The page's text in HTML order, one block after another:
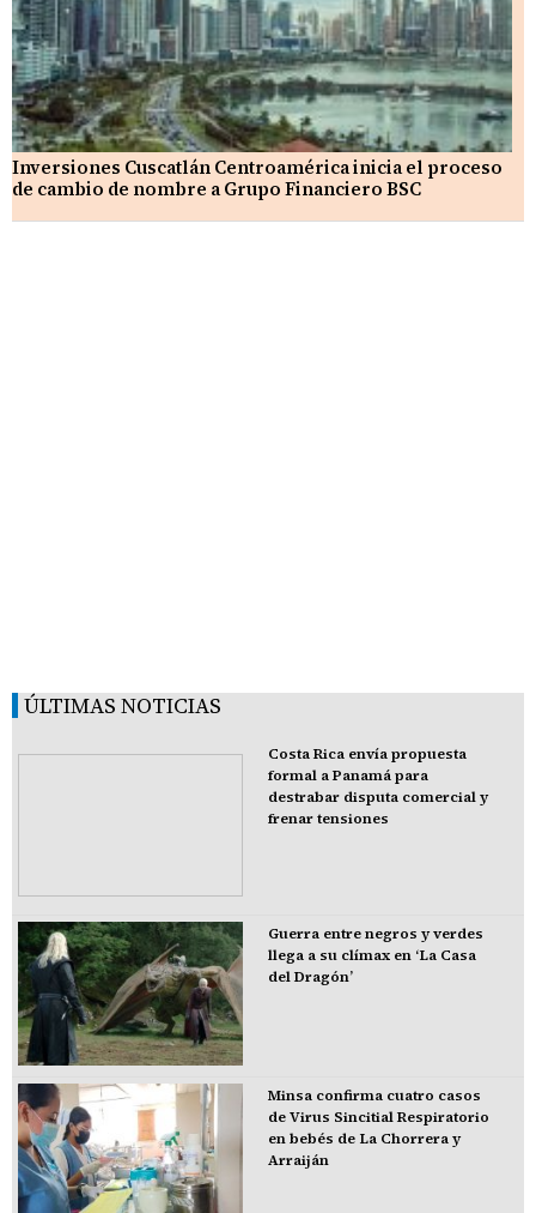
Inversiones Cuscatlán Centroamérica inicia el proceso
de cambio de nombre a Grupo Financiero BSC
ÚLTIMAS NOTICIAS
Costa Rica envía propuesta
formal a Panamá para
destrabar disputa comercial y
frenar tensiones
Guerra entre negros y verdes
llega a su clímax en ‘La Casa
del Dragón’
Minsa confirma cuatro casos
de Virus Sincitial Respiratorio
en bebés de La Chorrera y
Arraiján